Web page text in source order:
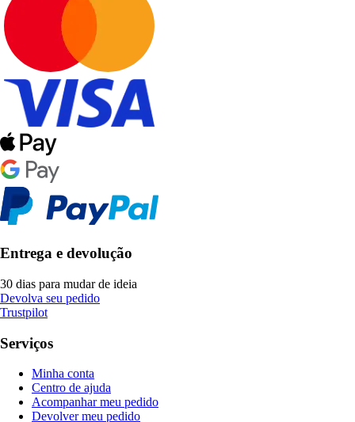
Entrega e devolução
30 dias para mudar de ideia
Devolva seu pedido
Trustpilot
Serviços
Minha conta
Centro de ajuda
Acompanhar meu pedido
Devolver meu pedido